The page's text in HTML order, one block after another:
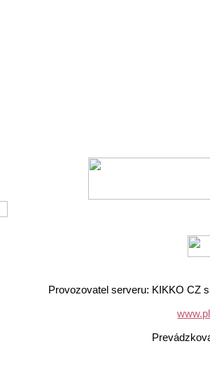
Provozovatel serveru: KIKKO CZ